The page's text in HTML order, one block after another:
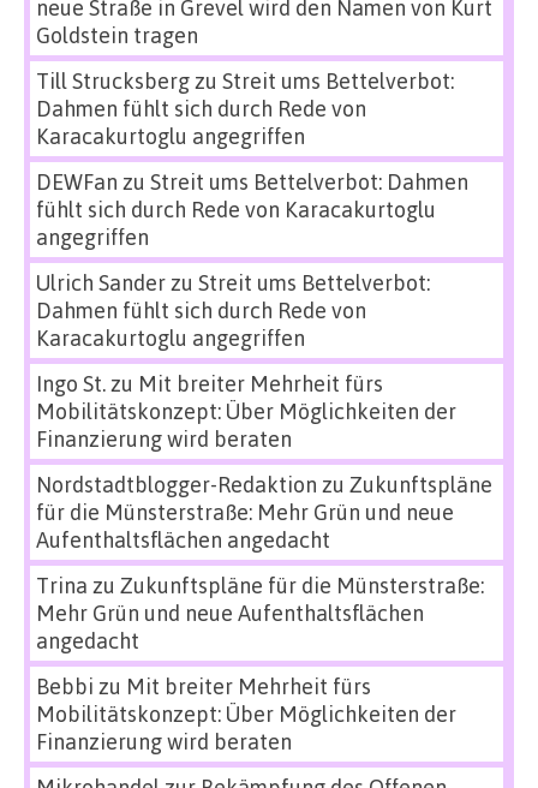
neue Straße in Grevel wird den Namen von Kurt
Goldstein tragen
Till Strucksbergzu Streit ums Bettelverbot:
Dahmen fühlt sich durch Rede von
Karacakurtoglu angegriffen
DEWFan zu Streit ums Bettelverbot: Dahmen
fühlt sich durch Rede von Karacakurtoglu
angegriffen
Ulrich Sanderzu Streit ums Bettelverbot:
Dahmen fühlt sich durch Rede von
Karacakurtoglu angegriffen
Ingo St.zu Mit breiter Mehrheit fürs
Mobilitätskonzept: Über Möglichkeiten der
Finanzierung wird beraten
Nordstadtblogger-Redaktion zu Zukunftspläne
für die Münsterstraße: Mehr Grün und neue
Aufenthaltsflächen angedacht
Trina zu Zukunftspläne für die Münsterstraße:
Mehr Grün und neue Aufenthaltsflächen
angedacht
Bebbi zu Mit breiter Mehrheit fürs
Mobilitätskonzept: Über Möglichkeiten der
Finanzierung wird beraten